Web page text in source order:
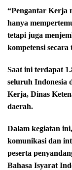
“Pengantar Kerja
hanya
tetapi juga
kompetensi
Saat ini terdapat
seluruh Indonesia
Kerja, Dinas
daerah.
Dalam kegiatan
komunikasi dan
peserta
Bahasa Isyarat